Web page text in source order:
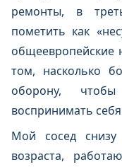
ремонты, в
пометить как
общеевропейские
том, насколько
оборону,
воспринимать
Мой сосед
возраста,